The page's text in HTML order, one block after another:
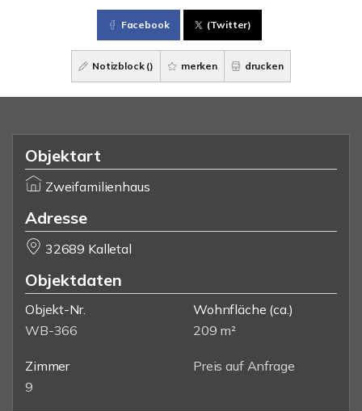
Facebook (Twitter)
Notizblock () merken drucken
Objektart
Zweifamilienhaus
Adresse
32689 Kalletal
Objektdaten
Objekt-Nr.
WB-366
Wohnfläche (ca.)
209 m²
Zimmer
9
Preis auf Anfrage